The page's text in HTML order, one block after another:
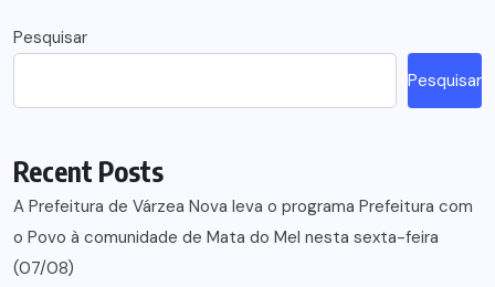
Pesquisar
Pesquisar
Recent Posts
A Prefeitura de Várzea Nova leva o programa Prefeitura com
o Povo à comunidade de Mata do Mel nesta sexta-feira
(07/08)